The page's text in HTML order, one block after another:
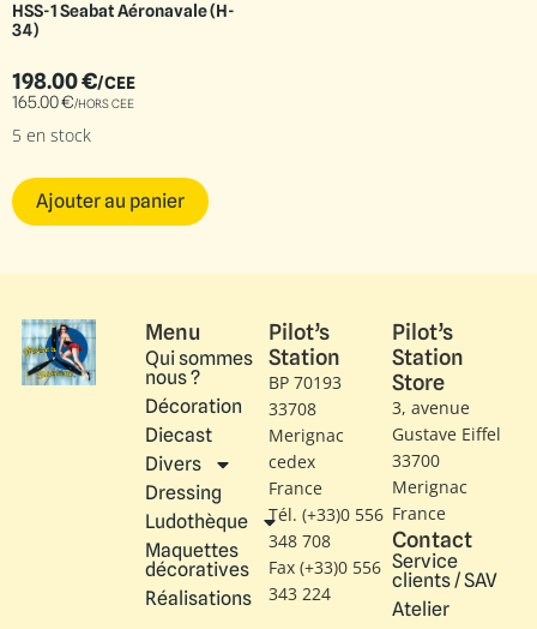
HSS-1 Seabat Aéronavale (H-
34)
198.00€/CEE
165.00€/HORS CEE
5 en stock
Ajouter au panier
Menu
Qui sommes
nous ?
Décoration
Diecast
Divers
Dressing
Ludothèque
Maquettes
décoratives
Réalisations
Pilot’s
Station
BP 70193
33708
Merignac
cedex
France
Tél. (+33)0 556
348 708
Fax (+33)0 556
343 224
Pilot’s
Station
Store
3, avenue
Gustave Eiffel​
33700
Merignac
France
Contact
Service
clients / SAV
Atelier